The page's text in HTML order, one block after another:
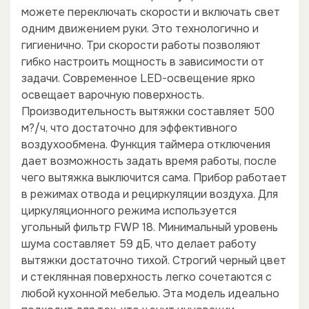
можете переключать скорости и включать свет
одним движением руки. Это технологично и
гигиенично. Три скорости работы позволяют
гибко настроить мощность в зависимости от
задачи. Современное LED-освещение ярко
освещает варочную поверхность.
Производительность вытяжки составляет 500
м?/ч, что достаточно для эффективного
воздухообмена. Функция таймера отключения
дает возможность задать время работы, после
чего вытяжка выключится сама. Прибор работает
в режимах отвода и рециркуляции воздуха. Для
циркуляционного режима используется
угольный фильтр FWP 18. Минимальный уровень
шума составляет 59 дБ, что делает работу
вытяжки достаточно тихой. Строгий черный цвет
и стеклянная поверхность легко сочетаются с
любой кухонной мебелью. Эта модель идеально